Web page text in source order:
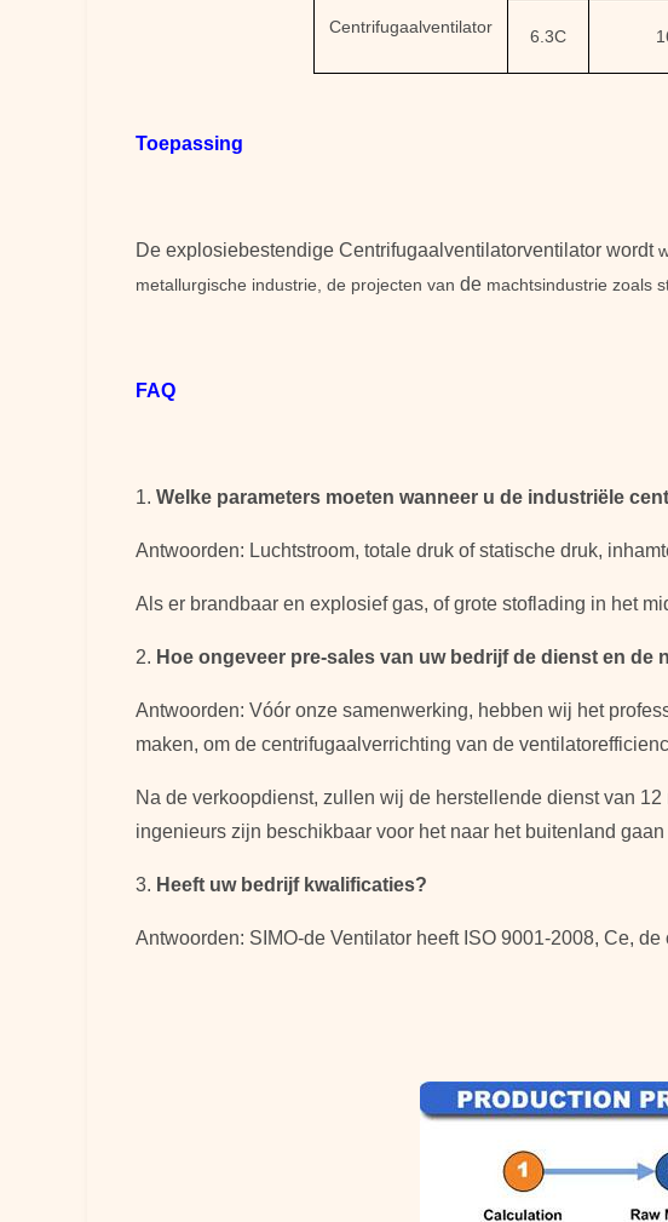
Centrifugaalventilator 6.3C
Toepassing
De explosiebestendige Centrifugaalventilatorventilator wordt
metallurgische industrie, de projecten van de machtsindustrie zoals
FAQ
1. Welke parameters moeten wanneer u de industriële
Antwoorden: Luchtstroom, totale druk of statische druk,
Als er brandbaar en explosief gas, of grote stoflading in het
2. Hoe ongeveer pre-sales van uw bedrijf de dienst en de
Antwoorden: Vóór onze samenwerking, hebben wij het
maken, om de centrifugaalverrichting van de
Na de verkoopdienst, zullen wij de herstellende dienst van
ingenieurs zijn beschikbaar voor het naar het buitenland
3. Heeft uw bedrijf kwalificaties?
Antwoorden: SIMO-de Ventilator heeft ISO 9001-2008, Ce,